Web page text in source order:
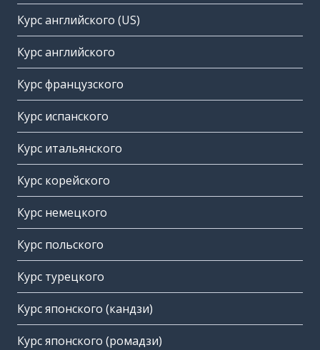
Курс английского (US)
Курс английского
Курс французского
Курс испанского
Курс итальянского
Курс корейского
Курс немецкого
Курс польского
Курс турецкого
Курс японского (кандзи)
Курс японского (ромадзи)